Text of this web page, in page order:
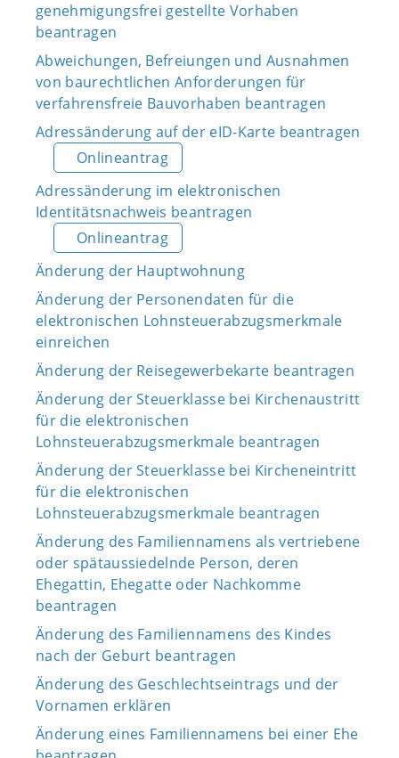
genehmigungsfrei gestellte Vorhaben
beantragen
Abweichungen, Befreiungen und Ausnahmen
von baurechtlichen Anforderungen für
verfahrensfreie Bauvorhaben beantragen
Adressänderung auf der eID-Karte beantragen
Onlineantrag
Adressänderung im elektronischen
Identitätsnachweis beantragen
Onlineantrag
Änderung der Hauptwohnung
Änderung der Personendaten für die
elektronischen Lohnsteuerabzugsmerkmale
einreichen
Änderung der Reisegewerbekarte beantragen
Änderung der Steuerklasse bei Kirchenaustritt
für die elektronischen
Lohnsteuerabzugsmerkmale beantragen
Änderung der Steuerklasse bei Kircheneintritt
für die elektronischen
Lohnsteuerabzugsmerkmale beantragen
Änderung des Familiennamens als vertriebene
oder spätaussiedelnde Person, deren
Ehegattin, Ehegatte oder Nachkomme
beantragen
Änderung des Familiennamens des Kindes
nach der Geburt beantragen
Änderung des Geschlechtseintrags und der
Vornamen erklären
Änderung eines Familiennamens bei einer Ehe